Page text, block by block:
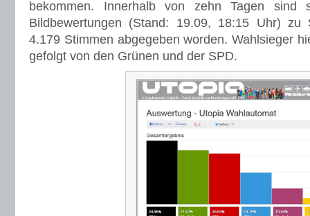
bekommen. Innerhalb von zehn Tagen sind
Bildbewertungen (Stand: 19.09, 18:15 Uhr) zu
4.179 Stimmen abgegeben worden. Wahlsieger
gefolgt von den Grünen und der SPD.